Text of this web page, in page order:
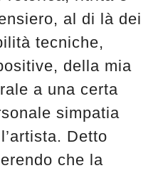
al di là dei
tecniche,
della mia
a una certa
simpatia
Detto
che la